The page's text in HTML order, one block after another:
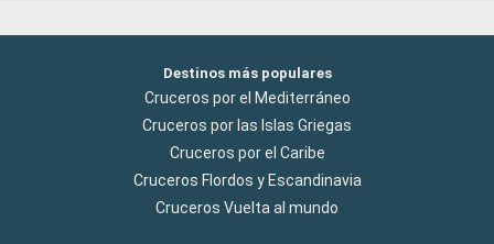
Destinos más populares
Cruceros por el Mediterráneo
Cruceros por las Islas Griegas
Cruceros por el Caribe
Cruceros Flordos y Escandinavia
Cruceros Vuelta al mundo